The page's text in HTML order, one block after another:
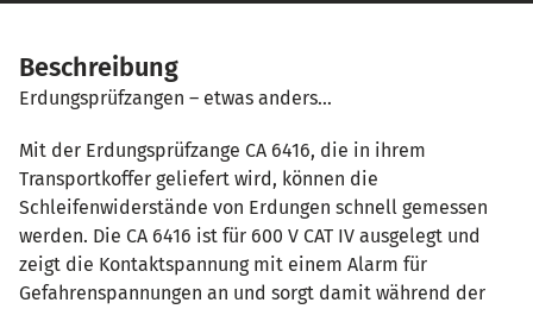
Beschreibung
Erdungsprüfzangen – etwas anders…
Mit der Erdungsprüfzange CA 6416, die in ihrem
Transportkoffer geliefert wird, können die
Schleifenwiderstände von Erdungen schnell gemessen
werden. Die CA 6416 ist für 600 V CAT IV ausgelegt und
zeigt die Kontaktspannung mit einem Alarm für
Gefahrenspannungen an und sorgt damit während der